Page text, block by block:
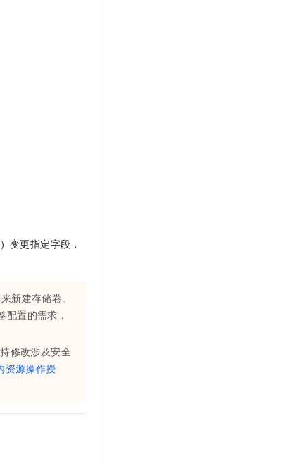
变更指定字段，
新建存储卷。
置的需求，
修改涉及安全
资源操作授
搞定创意建站